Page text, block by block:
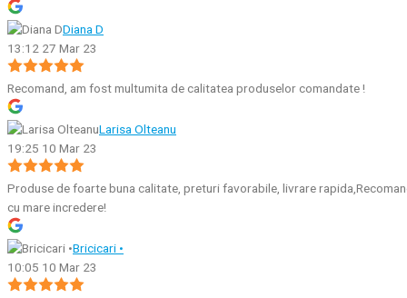
Diana D
13:12 27 Mar 23
Recomand, am fost multumita de calitatea produselor comandate !
Larisa Olteanu
19:25 10 Mar 23
Produse de foarte buna calitate, preturi favorabile, livrare
cu mare incredere!
Bricicari •
10:05 10 Mar 23